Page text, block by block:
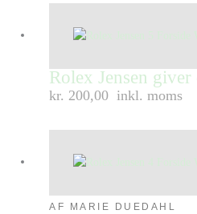
Rolex Jensen giver
kr. 200,00 inkl. moms
AF MARIE DUEDAHL